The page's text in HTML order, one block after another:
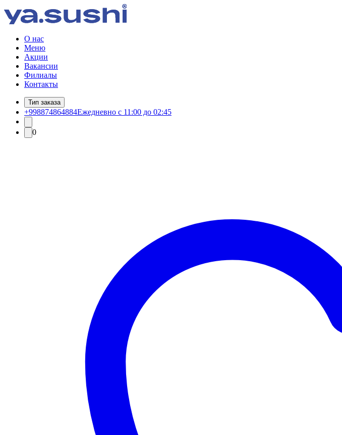
О нас
Меню
Акции
Вакансии
Филиалы
Контакты
Тип заказа
+998874864884Ежедневно с 11:00 до 02:45
0